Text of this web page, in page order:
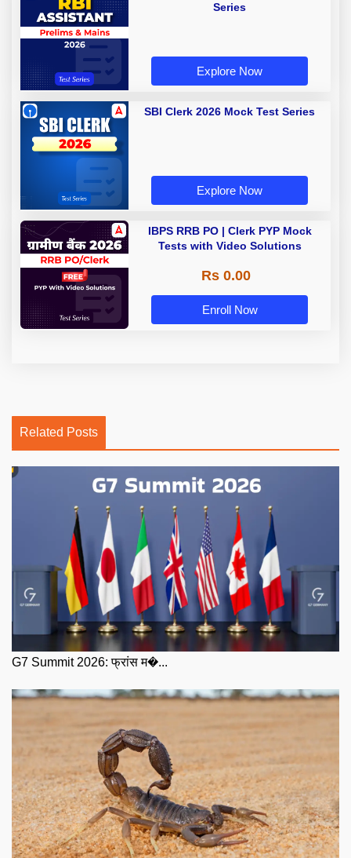
Series
Explore Now
SBI Clerk 2026 Mock Test Series
Explore Now
IBPS RRB PO | Clerk PYP Mock
Tests with Video Solutions
Rs 0.00
Enroll Now
Related Posts
G7 Summit 2026: फ्रांस म�...